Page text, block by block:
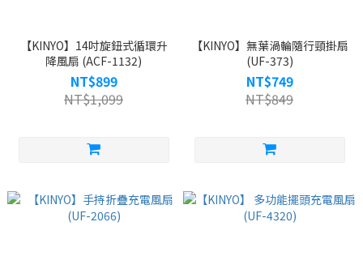
【KINYO】14吋旋鈕式循環升
降風扇 (ACF-1132)
NT$899
NT$1,099
【KINYO】無葉渦輪隨行頸掛扇
(UF-373)
NT$749
NT$849